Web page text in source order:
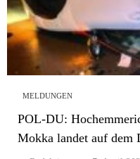
MELDUNGEN
POL-DU:
Mokka landet auf dem